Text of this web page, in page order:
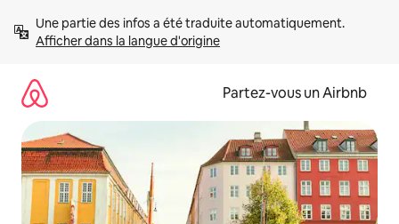
directement
Afficher dans la langue d'origine
Partez-vous un Airbnb